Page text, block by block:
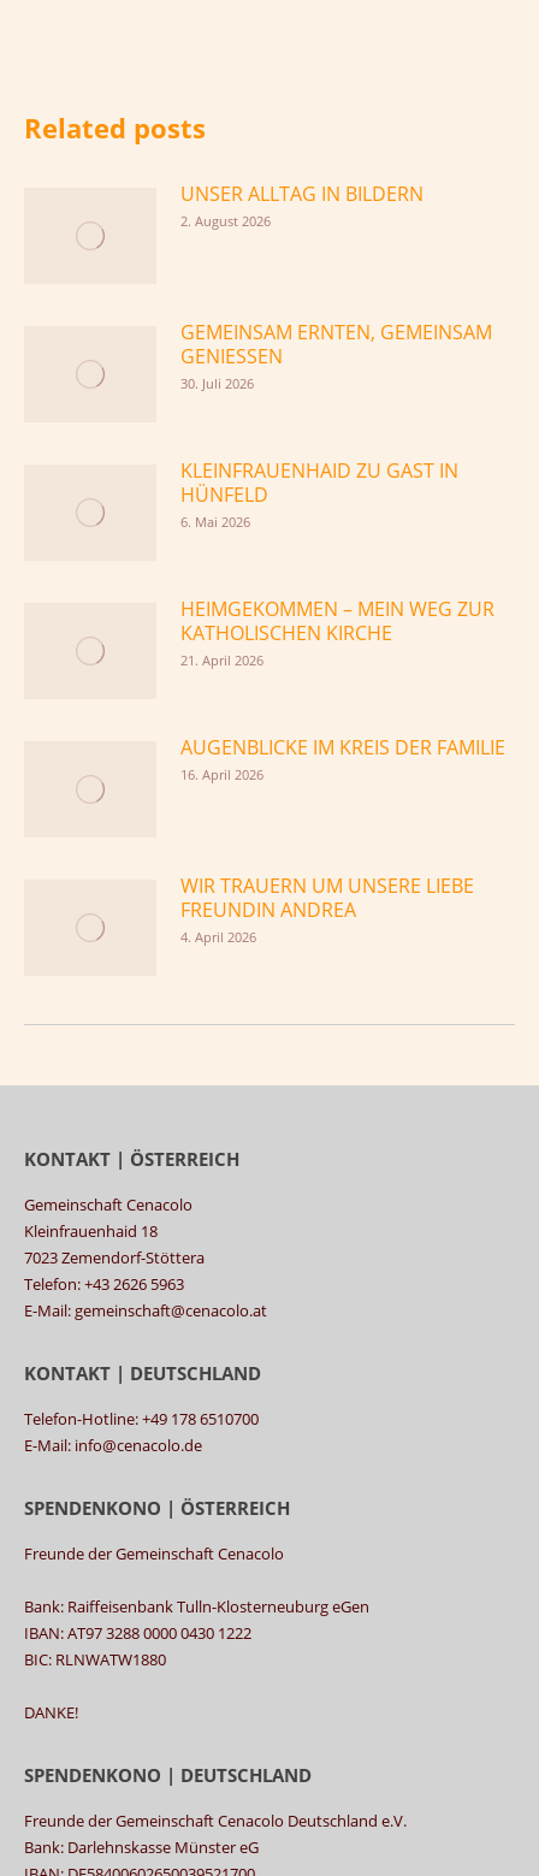
Related posts
UNSER ALLTAG IN BILDERN
2. August 2026
GEMEINSAM ERNTEN, GEMEINSAM
GENIESSEN
30. Juli 2026
KLEINFRAUENHAID ZU GAST IN
HÜNFELD
6. Mai 2026
HEIMGEKOMMEN – MEIN WEG ZUR
KATHOLISCHEN KIRCHE
21. April 2026
AUGENBLICKE IM KREIS DER FAMILIE
16. April 2026
WIR TRAUERN UM UNSERE LIEBE
FREUNDIN ANDREA
4. April 2026
KONTAKT | ÖSTERREICH
Gemeinschaft Cenacolo
Kleinfrauenhaid 18
7023 Zemendorf-Stöttera
Telefon: +43 2626 5963
E-Mail: gemeinschaft@cenacolo.at
KONTAKT | DEUTSCHLAND
Telefon-Hotline: +49 178 6510700
E-Mail: info@cenacolo.de
SPENDENKONO | ÖSTERREICH
Freunde der Gemeinschaft Cenacolo
Bank: Raiffeisenbank Tulln-Klosterneuburg eGen
IBAN: AT97 3288 0000 0430 1222
BIC: RLNWATW1880
DANKE!
SPENDENKONO | DEUTSCHLAND
Freunde der Gemeinschaft Cenacolo Deutschland e.V.
Bank: Darlehnskasse Münster eG